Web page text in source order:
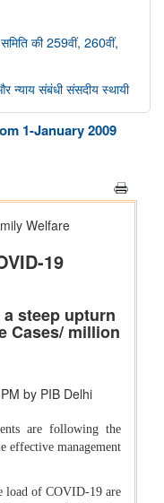
की 259वीं, 260वीं,
न्याय संबंधी संसदीय स्थायी
न्याय संबंधी संसदीय स्थायी
वन और जलवायु परिवर्तन
प्रेस विज्ञप्ति
वन और जलवायु परिवर्तन
समिति की 175वीं, 176
की 201वीं रिपोर्ट पर
के रूप में
1-January 2009